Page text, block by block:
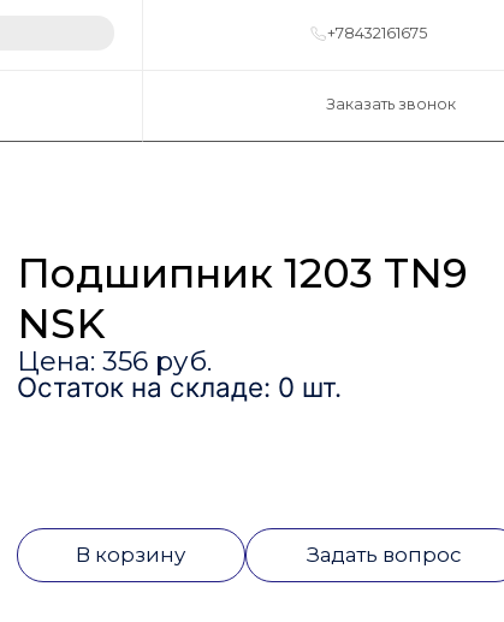
+78432161675
Заказать звонок
Подшипник 1203 TN9
NSK
Цена: 356 руб.
Остаток на складе: 0 шт.
В корзину Задать вопрос